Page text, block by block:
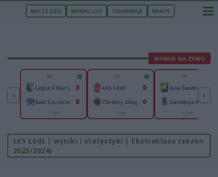
MECZE DZIŚ WYNIKI LIVE TRANSMISJE NEWSY
WYNIKI NA ŻYWO
‹
37
53
82'
3
Świt Szczecin 0
II liga
12'
ŁKS Łódź 0
0
I liga
11'
Avia Świdnik 0
Sandecja Nowy Sącz 0
II liga
›
ŁKS Łódź | wyniki i statystyki | Ekstraklasa (sezon
2023/2024)